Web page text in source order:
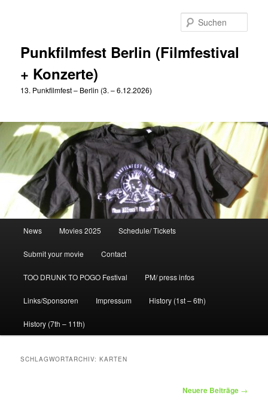
Punkfilmfest Berlin (Filmfestival
+ Konzerte)
13. Punkfilmfest – Berlin (3. – 6.12.2026)
News Movies 2025 Schedule/ Tickets
Submit your movie Contact
TOO DRUNK TO POGO Festival PM/ press infos
Links/Sponsoren Impressum History (1st – 6th)
History (7th – 11th)
SCHLAGWORTARCHIV:KARTEN
Neuere Beiträge →